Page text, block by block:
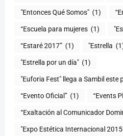
"Entonces Qué Somos" (1)
“Escuela para mujeres (1)
“Estaré 2017” (1) "Estrella
"Estrella por un día" (1)
"Euforia Fest" llega a Sambil este
“Evento Oficial” (1) “Events
“Exaltación al Comunicador
"Expo Estética Internacional